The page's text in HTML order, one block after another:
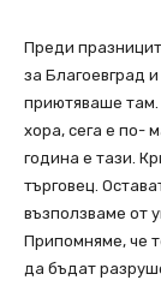
Преди
за Благоевград
приютяваше там.
хора, сега е по-
година е тази.
търговец.
възползваме от
Припомняме, че
да бъдат